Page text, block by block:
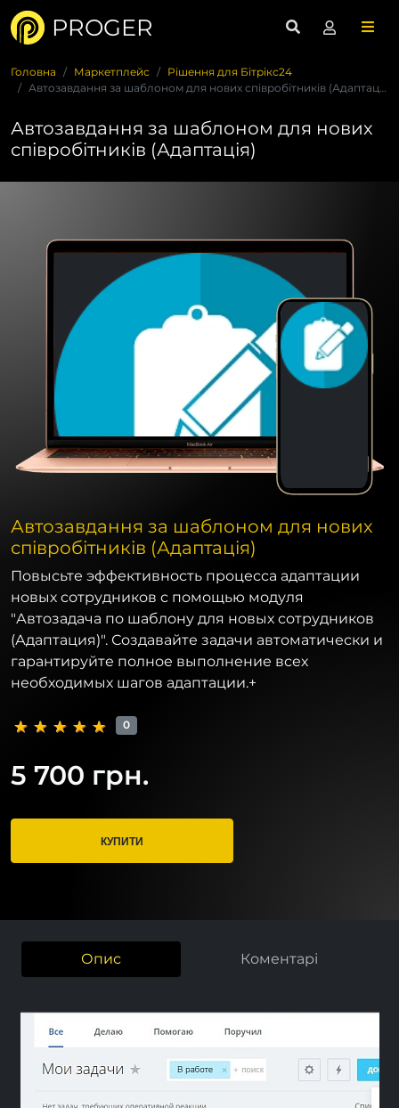
PROGER
Головна Маркетплейс
Рішення для Бітрікс24
Автозавдання за шаблоном для нових співробітників (Адаптація...
Автозавдання за шаблоном для нових
співробітників (Адаптація)
Автозавдання за шаблоном для нових
співробітників (Адаптація)
Повысьте эффективность процесса адаптации
новых сотрудников с помощью модуля
"Автозадача по шаблону для новых сотрудников
(Адаптация)". Создавайте задачи автоматически и
гарантируйте полное выполнение всех
необходимых шагов адаптации.+
0
5 700 грн.
КУПИТИ
Опис Коментарі